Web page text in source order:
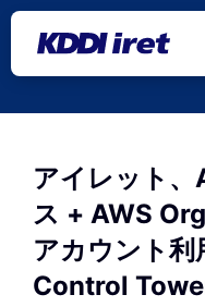
メインコンテンツにスキ
アイレット、
ス + AWS
アカウント
Control